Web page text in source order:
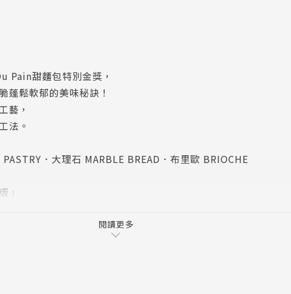
Pain甜麵包特別金獎，
蓬鬆軟郁的美味秘訣！
藝，
法。
．大理石 MARBLE BREAD．布里歐 BRIOCHE
﹜
閱讀更多